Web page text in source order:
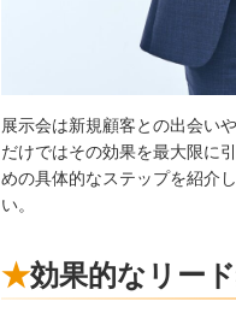
展示会は新規顧客との出会い
だけではその効果を最大限に
めの具体的なステップを紹介
い。
効果的なリー